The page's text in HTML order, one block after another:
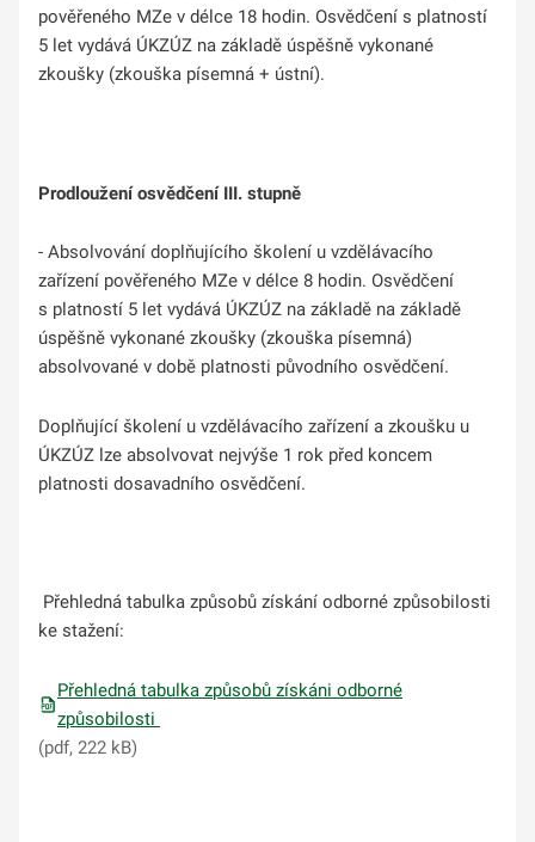
pověřeného MZe v délce 18 hodin. Osvědčení s platností
5 let vydává ÚKZÚZ na základě úspěšně vykonané
zkoušky (zkouška písemná + ústní).
Prodloužení osvědčení III. stupně
- Absolvování doplňujícího školení u vzdělávacího
zařízení pověřeného MZe v délce 8 hodin. Osvědčení
s platností 5 let vydává ÚKZÚZ na základě na základě
úspěšně vykonané zkoušky (zkouška písemná)
absolvované v době platnosti původního osvědčení.
Doplňující školení u vzdělávacího zařízení a zkoušku u
ÚKZÚZ lze absolvovat nejvýše 1 rok před koncem
platnosti dosavadního osvědčení.
Přehledná tabulka způsobů získání odborné způsobilosti
ke stažení:
Přehledná tabulka způsobů získáni odborné
způsobilosti
(pdf, 222 kB)